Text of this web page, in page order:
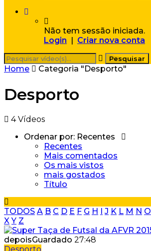
Não tem sessão iniciada.
Login
Criar nova conta
Home Categoria "Desporto"
Desporto
4 Vídeos
Ordenar por: Recentes
Recentes
Mais comentados
Os mais vistos
mais gostados
Título
TODOS A B C D E F G H J K L M N O
X Y Z
depoisGuardado 27:48